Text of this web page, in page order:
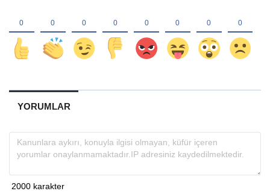
YORUMLAR